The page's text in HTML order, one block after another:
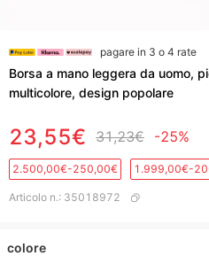
pagare in 3 o 4 rate
Borsa a mano leggera da uomo,
multicolore, design popolare
23,55€ 31,23€ -25%
2.500,00€-250,00€ 1.999,00€-
Articolo n.: 35018972
colore